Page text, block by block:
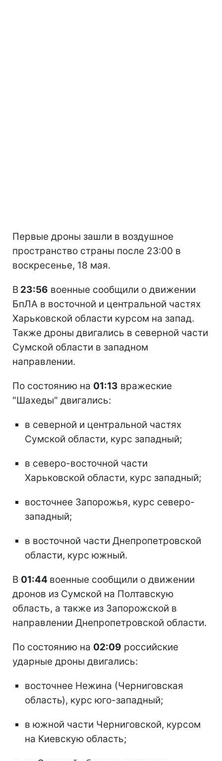
Первые дроны зашли в воздушное
пространство страны после 23:00 в
воскресенье, 18 мая.
В 23:56 военные сообщили о движении
БпЛА в восточной и центральной частях
Харьковской области курсом на запад.
Также дроны двигались в северной части
Сумской области в западном
направлении.
По состоянию на 01:13 вражеские
"Шахеды" двигались:
в северной и центральной частях
Сумской области, курс западный;
в северо-восточной части
Харьковской области, курс западный;
восточнее Запорожья, курс северо-
западный;
в восточной части Днепропетровской
области, курс южный.
В 01:44 военные сообщили о движении
дронов из Сумской на Полтавскую
область, а также из Запорожской в
направлении Днепропетровской области.
По состоянию на 02:09 российские
ударные дроны двигались:
восточнее Нежина (Черниговская
область), курс юго-западный;
в южной части Черниговской, курсом
на Киевскую область;